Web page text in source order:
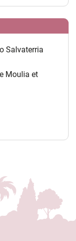
Salvaterria
Moulia et